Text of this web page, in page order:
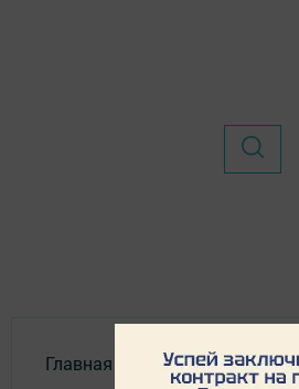
Главная